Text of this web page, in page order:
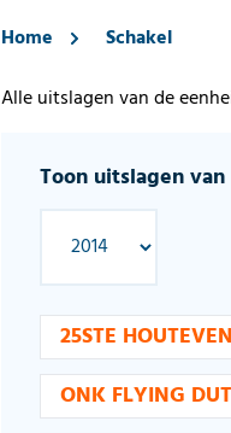
Home
Schakel
Alle uitslagen van de
Toon uitslagen van
25STE
ONK FLYING